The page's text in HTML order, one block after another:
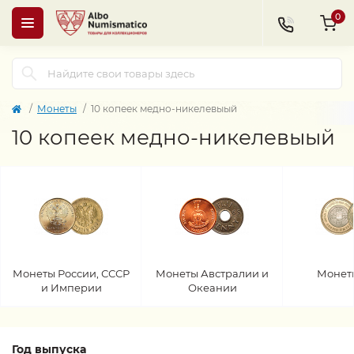
0
Монеты 10 копеек медно-никелевыый
10 копеек медно-никелевыый
Монеты России, СССР
и Империи
Монеты Австралии и
Океании
Год выпуска